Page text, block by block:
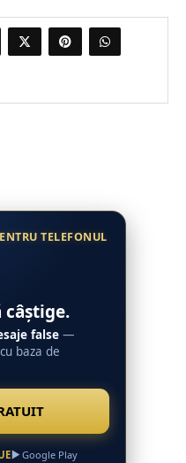
TELEFONUL
câștige.
false —
baza de
Google Play